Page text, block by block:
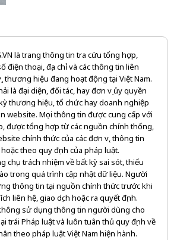
là trang thông tin tra cứu tổng hợp,
điện thoại, địa chỉ và các thông tin liên
thương hiệu đang hoạt động tại Việt Nam.
là đại diện, đối tác, hay đơn vị ủy quyền
thương hiệu, tổ chức hay doanh nghiệp
website. Mọi thông tin được cung cấp với
được tổng hợp từ các nguồn chính thống,
chính thức của các đơn vị, thông tin
theo quy định của pháp luật.
chịu trách nhiệm về bất kỳ sai sót, thiếu
trong quá trình cập nhật dữ liệu. Người
thông tin tại nguồn chính thức trước khi
liên hệ, giao dịch hoặc ra quyết định.
sử dụng thông tin người dùng cho
trái Pháp luật và luôn tuân thủ quy định về
theo pháp luật Việt Nam hiện hành.